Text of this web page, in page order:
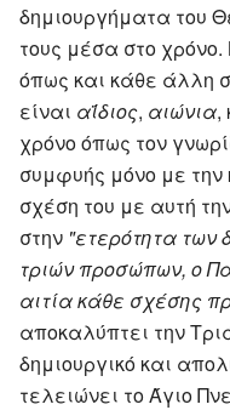
δημιουργήματα του
τους μέσα στο
όπως και κάθε άλλη
είναι αΐδιος, αιώνια,
χρόνο όπως τον
συμφυής μόνο με την
σχέση του με αυτή
στην "ετερότητα των
τριών προσώπων, ο
αιτία κάθε σχέσης
αποκαλύπτει την
δημιουργικό και
τελειώνει το Άγιο